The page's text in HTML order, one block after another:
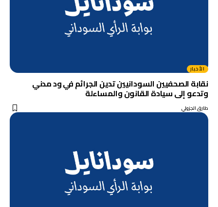
الأخبار
نقابة الصحفيين السودانيين تدين الجرائم في ود مدني
وتدعو إلى سيادة القانون والمساءلة
طارق الجزولي